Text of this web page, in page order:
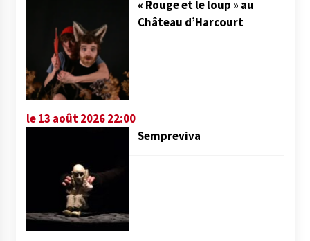
« Rouge et le loup » au
Château d’Harcourt
le 13 août 2026 22:00
Sempreviva